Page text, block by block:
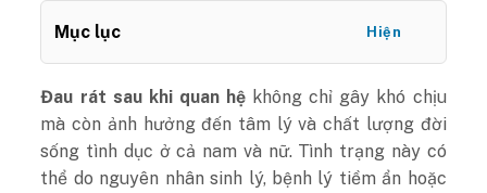
Mục lục Hiện
Đau rát sau khi quan hệ không chỉ gây khó chịu
mà còn ảnh hưởng đến tâm lý và chất lượng đời
sống tình dục ở cả nam và nữ. Tình trạng này có
thể do nguyên nhân sinh lý, bệnh lý tiềm ẩn hoặc